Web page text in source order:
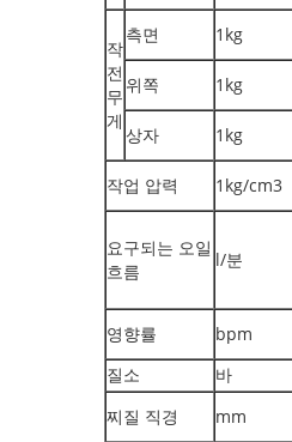
작
전
무
게
측면 1kg
위쪽 1kg
상자 1kg
작업 압력 1kg/cm3
요구되는 오일
흐름
l/분
영향률 bpm
질소
바
찌질 직경
mm